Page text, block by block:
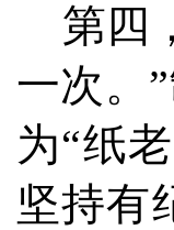
第四
一次。
为“纸
坚持有